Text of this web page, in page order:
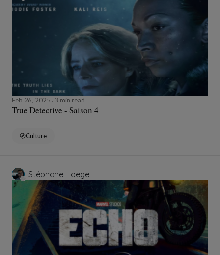
Feb 26, 2025 3 min read
True Detective - Saison 4
Culture
Stéphane Hoegel